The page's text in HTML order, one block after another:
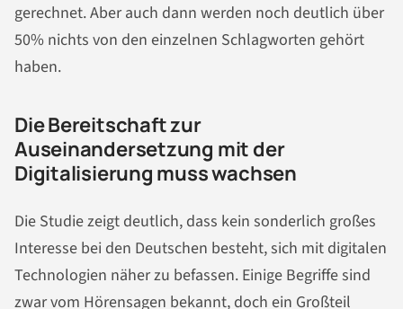
gerechnet. Aber auch dann werden noch deutlich über
50% nichts von den einzelnen Schlagworten gehört
haben.
Die Bereitschaft zur
Auseinandersetzung mit der
Digitalisierung muss wachsen
Die Studie zeigt deutlich, dass kein sonderlich großes
Interesse bei den Deutschen besteht, sich mit digitalen
Technologien näher zu befassen. Einige Begriffe sind
zwar vom Hörensagen bekannt, doch ein Großteil